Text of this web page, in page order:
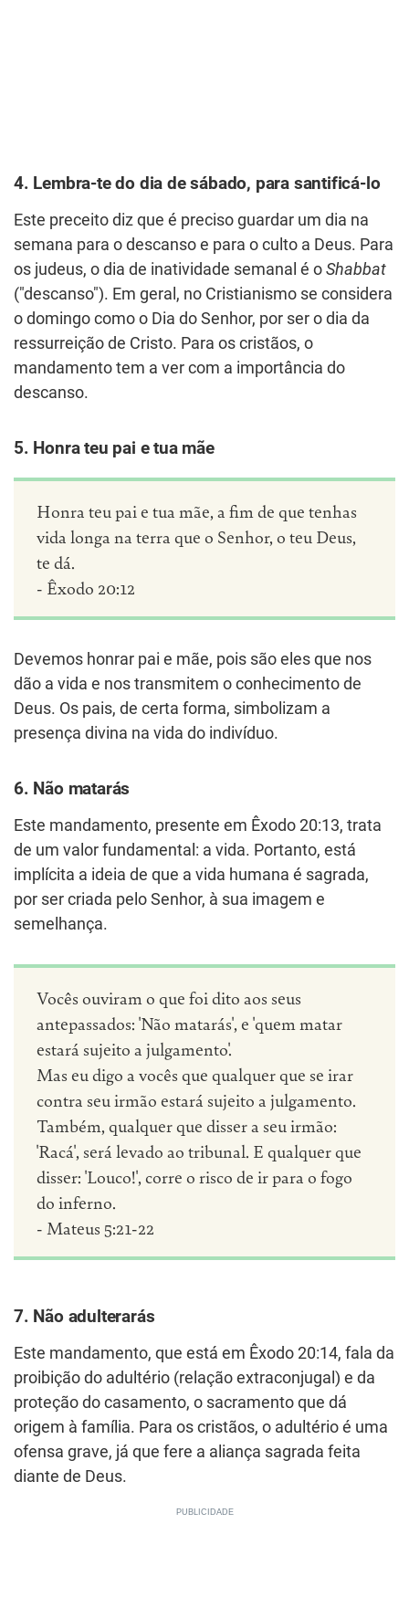
4. Lembra-te do dia de sábado, para santificá-lo
Este preceito diz que é preciso guardar um dia na
semana para o descanso e para o culto a Deus. Para
os judeus, o dia de inatividade semanal é o Shabbat
("descanso"). Em geral, no Cristianismo se considera
o domingo como o Dia do Senhor, por ser o dia da
ressurreição de Cristo. Para os cristãos, o
mandamento tem a ver com a importância do
descanso.
5. Honra teu pai e tua mãe
Honra teu pai e tua mãe, a fim de que tenhas
vida longa na terra que o Senhor, o teu Deus,
te dá.
- Êxodo 20:12
Devemos honrar pai e mãe, pois são eles que nos
dão a vida e nos transmitem o conhecimento de
Deus. Os pais, de certa forma, simbolizam a
presença divina na vida do indivíduo.
6. Não matarás
Este mandamento, presente em Êxodo 20:13, trata
de um valor fundamental: a vida. Portanto, está
implícita a ideia de que a vida humana é sagrada,
por ser criada pelo Senhor, à sua imagem e
semelhança.
Vocês ouviram o que foi dito aos seus
antepassados: 'Não matarás', e 'quem matar
estará sujeito a julgamento'.
Mas eu digo a vocês que qualquer que se irar
contra seu irmão estará sujeito a julgamento.
Também, qualquer que disser a seu irmão:
'Racá', será levado ao tribunal. E qualquer que
disser: 'Louco!', corre o risco de ir para o fogo
do inferno.
- Mateus 5:21-22
7. Não adulterarás
Este mandamento, que está em Êxodo 20:14, fala da
proibição do adultério (relação extraconjugal) e da
proteção do casamento, o sacramento que dá
origem à família. Para os cristãos, o adultério é uma
ofensa grave, já que fere a aliança sagrada feita
diante de Deus.